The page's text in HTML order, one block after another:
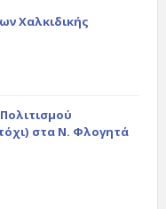
Χαλκιδικής
στα Ν. Φλογητά